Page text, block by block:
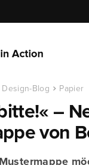
Design-Blog Papier
–
von